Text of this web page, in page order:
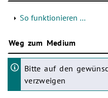
So funktionieren …
Weg zum Medium
Bitte auf den
verzweigen